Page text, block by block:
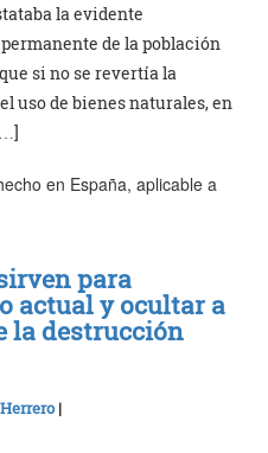
la evidente
de la población
si no se revertía la
uso de bienes naturales, en
en España, aplicable a
para
actual y ocultar a
la destrucción
|